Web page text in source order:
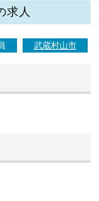
求人
武蔵村山市